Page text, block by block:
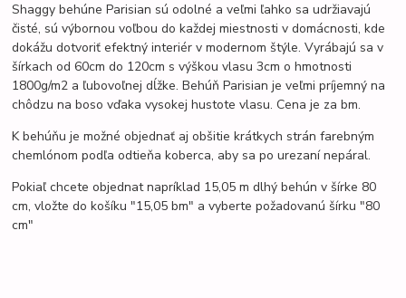
Shaggy behúne Parisian sú odolné a veľmi ľahko sa udržiavajú
čisté, sú výbornou voľbou do každej miestnosti v domácnosti, kde
dokážu dotvoriť efektný interiér v modernom štýle.Vyrábajú sa v
šírkach od 60cm do 120cm s výškou vlasu 3cm o hmotnosti
1800g/m2 a ľubovoľnej dĺžke. Behúň Parisian je veľmi príjemný na
chôdzu na boso vďaka vysokej hustote vlasu. Cena je za bm.
K behúňu je možné objednať aj obšitie krátkych strán farebným
chemlónom podľa odtieňa koberca, aby sa po urezaní nepáral.
Pokiaľ chcete objednat napríklad 15,05 m dlhý behún v šírke 80
cm, vložte do košíku "15,05 bm" a vyberte požadovanú šírku "80
cm"